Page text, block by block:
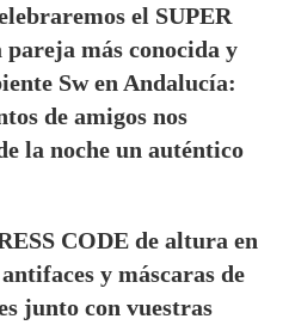
el SUPER
más conocida y
Sw en Andalucía:
de amigos nos
la noche un auténtico
CODE de altura en
y máscaras de
junto con vuestras